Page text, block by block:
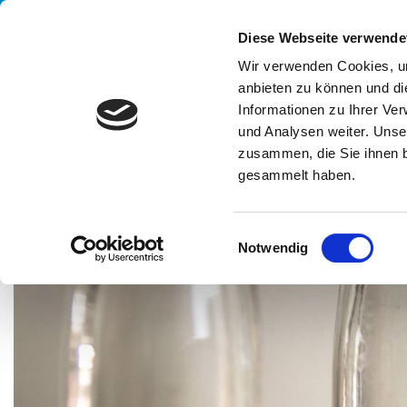
Diese Webseite
Wir verwenden Cookies,
anbieten zu können und
Informationen zu Ihrer
und Analysen weiter.
zusammen, die Sie ihnen
gesammelt haben.
i
Notwendig
WEIN & SPIRITUOSEN WELTWEIT